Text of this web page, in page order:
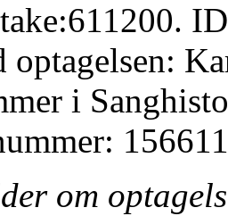
optagelsen:
i
om